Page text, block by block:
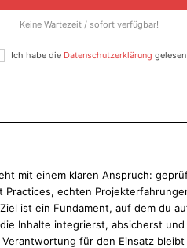
Keine Wartezeit / sofort verfügbar!
Ich habe die Datenschutzerklärung gelesen
mit einem klaren Anspruch:
echten
ist ein Fundament, auf dem du
Inhalte integrierst, absicherst
für den Einsatz bleibt